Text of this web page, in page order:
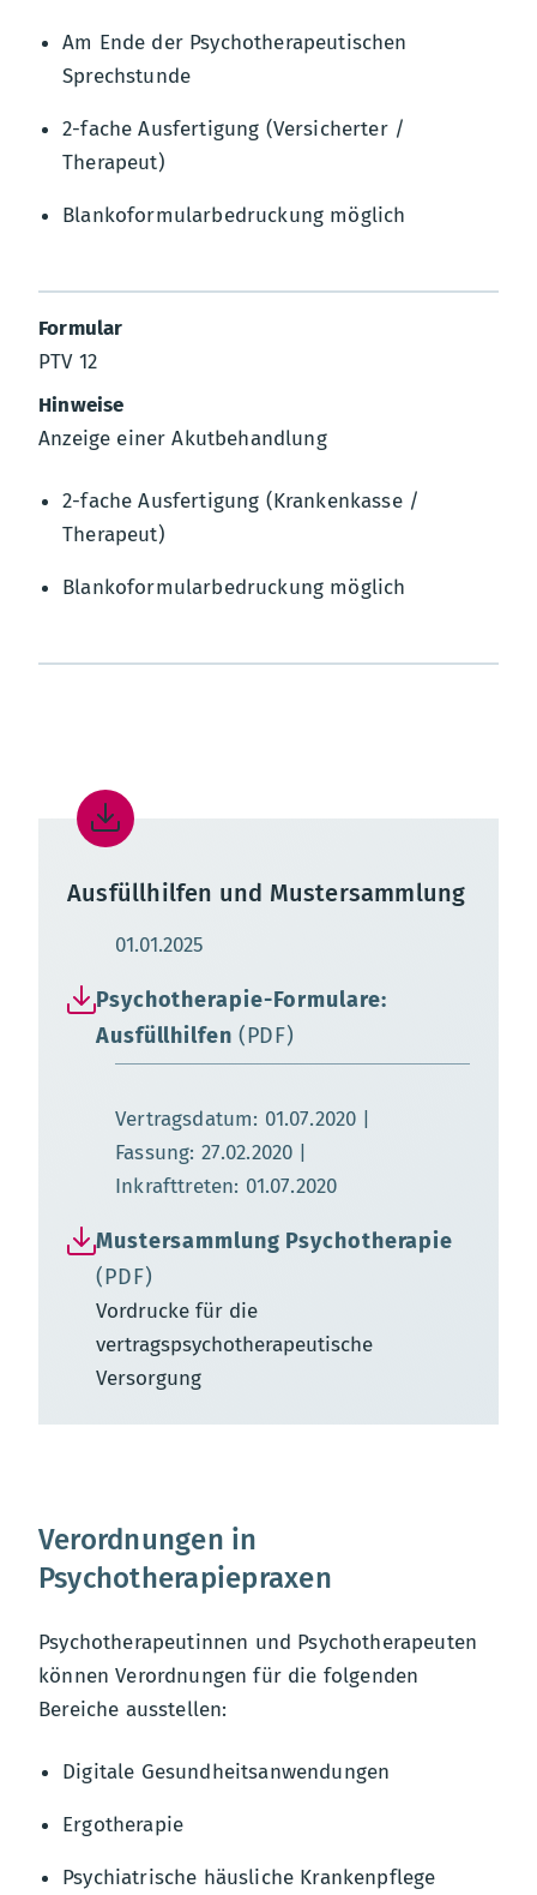
Am Ende der Psychotherapeutischen
Sprechstunde
2-fache Ausfertigung (Versicherter /
Therapeut)
Blankoformularbedruckung möglich
PTV 12
Anzeige einer Akutbehandlung
2-fache Ausfertigung (Krankenkasse /
Therapeut)
Blankoformularbedruckung möglich
Ausfüllhilfen und Mustersammlung
Aktualisierungsdatum:
01.01.2025
Psychotherapie-Formulare:
Ausfüllhilfen (PDF)
Vertragsdatum: 01.07.2020
Fassung: 27.02.2020
Inkrafttreten: 01.07.2020
Mustersammlung Psychotherapie
(PDF)
Vordrucke für die
vertragspsychotherapeutische
Versorgung
Verordnungen in
Psychotherapiepraxen
Psychotherapeutinnen und Psychotherapeuten
können Verordnungen für die folgenden
Bereiche ausstellen:
Digitale Gesundheitsanwendungen
Ergotherapie
Psychiatrische häusliche Krankenpflege